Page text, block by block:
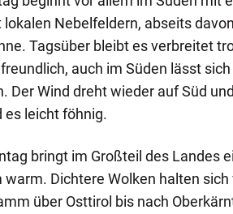
Nebelfeldern, abseits
Tagsüber bleibt es verbreitet
auch im Süden lässt
Der Wind dreht wieder auf Süd
es leicht föhnig.
bringt im Großteil des Landes
warm. Dichtere Wolken halten
über Osttirol bis nach